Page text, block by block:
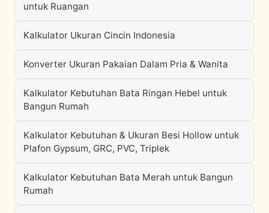
untuk Ruangan
Kalkulator Ukuran Cincin Indonesia
Konverter Ukuran Pakaian Dalam Pria & Wanita
Kalkulator Kebutuhan Bata Ringan Hebel untuk
Bangun Rumah
Kalkulator Kebutuhan & Ukuran Besi Hollow untuk
Plafon Gypsum, GRC, PVC, Triplek
Kalkulator Kebutuhan Bata Merah untuk Bangun
Rumah